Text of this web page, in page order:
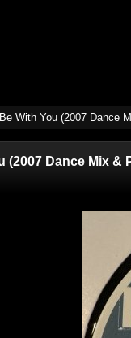
With You (2007 Dance
(2007 Dance Mix